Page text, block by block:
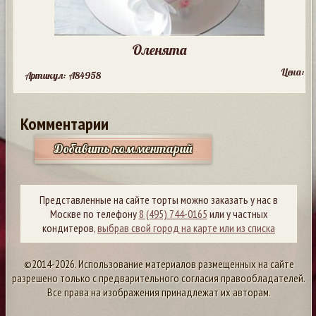
Оленята
Артикул: A84958 Цена:
Комментарии
Добавить комментарий
Представленные на сайте торты можно заказать у нас в
Москве по телефону8 (495) 744-0165 или у частных
кондитеров,выбрав свой город на карте или из списка
©2014-2026. Использование материалов размещенных на сайте
разрешено только с предварительного согласия правообладателей.
Все права на изображения принадлежат их авторам.